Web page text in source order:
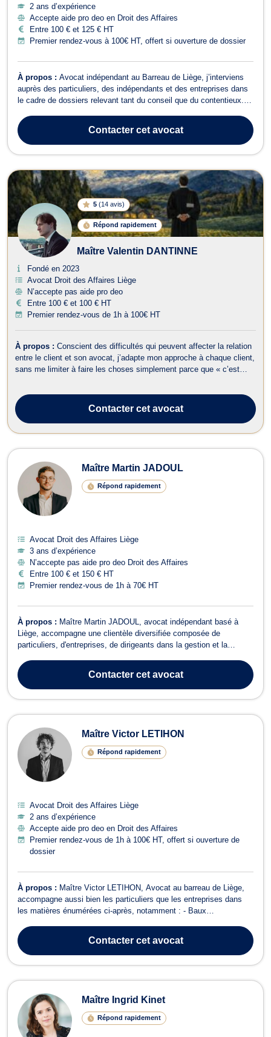
2 ans d’expérience
Accepte aide pro deo en Droit des Affaires
Entre 100 € et 125 € HT
Premier rendez-vous à 100€ HT, offert si ouverture de dossier
À propos : Avocat indépendant au Barreau de Liège, j’interviens
auprès des particuliers, des indépendants et des entreprises dans
le cadre de dossiers relevant tant du conseil que du contentieux.
rigueur, la disponibilité et la clarté, en accordant une attention
particu...
Contactercet avocat
5 (14 avis)
Répond rapidement
Maître Valentin DANTINNE
Fondé en 2023
Avocat Droit des Affaires Liège
N’accepte pas aide pro deo
Entre 100 € et 100 € HT
Premier rendez-vous de 1h à 100€ HT
À propos : Conscient des difficultés qui peuvent affecter la relation
entre le client et son avocat, j’adapte mon approche à chaque client,
sans me limiter à faire les choses simplement parce que « c’est
Contactercet avocat
Maître Martin JADOUL
Répond rapidement
Avocat Droit des Affaires Liège
3 ans d’expérience
N’accepte pas aide pro deo Droit des Affaires
Entre 100 € et 150 € HT
Premier rendez-vous de 1h à 70€ HT
À propos : Maître Martin JADOUL, avocat indépendant basé à
Liège, accompagne une clientèle diversifiée composée de
particuliers, d'entreprises, de dirigeants dans la gestion et la
couvre tant le conseil préventif que le contentieux administratif et
judiciaire. Spécialisat...Contactercet avocat
Maître Victor LETIHON
Répond rapidement
Avocat Droit des Affaires Liège
2 ans d’expérience
Accepte aide pro deo en Droit des Affaires
Premier rendez-vous de 1h à 100€ HT, offert si ouverture de
dossier
À propos : Maître Victor LETIHON, Avocat au barreau de Liège,
accompagne aussi bien les particuliers que les entreprises dans
les matières énumérées ci-après, notamment : - Baux
des bailleurs et des locataires dans le cadre de litiges locatifs,
notamment en matière d’expul...
Contactercet avocat
Maître Ingrid Kinet
Répond rapidement